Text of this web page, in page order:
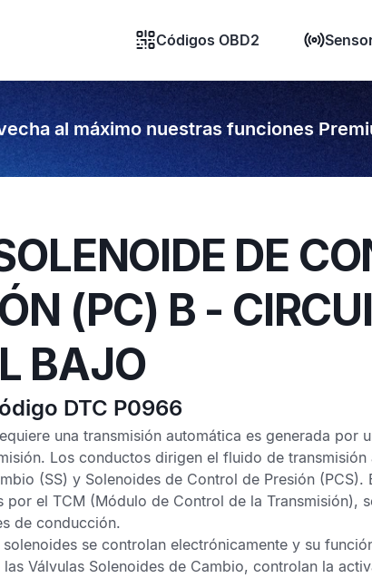
Códigos OBD2
al máximo nuestras funciones
DE
(PC) B -
BAJO
DTC P0966
una transmisión automática es generada por
Los conductos dirigen el fluido de
(SS) y Solenoides de Control de Presión (PCS).
por el TCM (Módulo de Control de la Transmisión),
de conducción.
se controlan electrónicamente y su
Válvulas Solenoides de Cambio, controlan la